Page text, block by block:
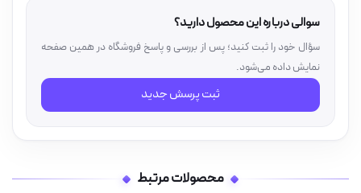
سوالی درباره این محصول دارید؟
سؤال خود را ثبت کنید؛ پس از بررسی و پاسخ فروشگاه در همین صفحه
نمایش داده می‌شود.
ثبت پرسش جدید
محصولات مرتبط